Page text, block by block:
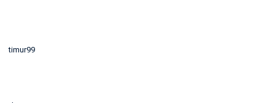
timur99